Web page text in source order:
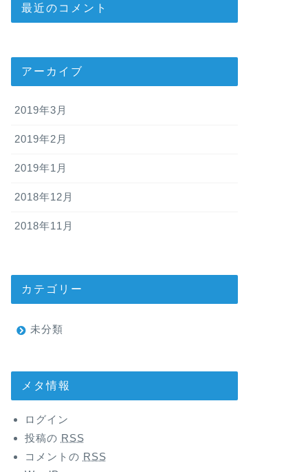
最近のコメント
アーカイブ
2019年3月
2019年2月
2019年1月
2018年12月
2018年11月
カテゴリー
未分類
メタ情報
ログイン
投稿の RSS
コメントの RSS